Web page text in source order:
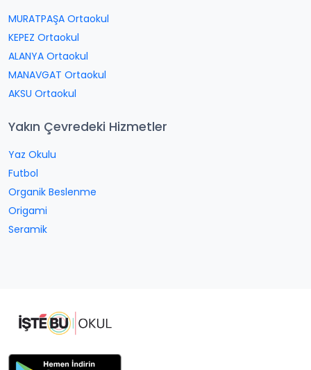
MURATPAŞA Ortaokul
KEPEZ Ortaokul
ALANYA Ortaokul
MANAVGAT Ortaokul
AKSU Ortaokul
Yakın Çevredeki Hizmetler
Yaz Okulu
Futbol
Organik Beslenme
Origami
Seramik